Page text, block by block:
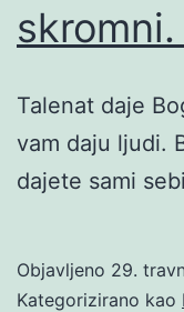
Talenat daje
vam daju ljudi.
dajete sami
Objavljeno 29.
Kategorizirano kao